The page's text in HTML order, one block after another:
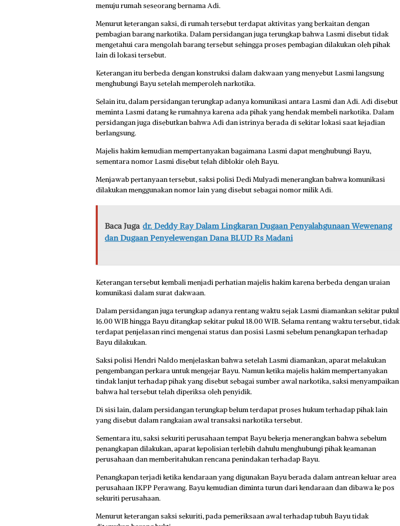
menuju rumah seseorang bernama Adi.
Menurut keterangan saksi, di rumah tersebut terdapat aktivitas yang berkaitan dengan
pembagian barang narkotika. Dalam persidangan juga terungkap bahwa Lasmi disebut tidak
mengetahui cara mengolah barang tersebut sehingga proses pembagian dilakukan oleh pihak
lain di lokasi tersebut.
Keterangan itu berbeda dengan konstruksi dalam dakwaan yang menyebut Lasmi langsung
menghubungi Bayu setelah memperoleh narkotika.
Selain itu, dalam persidangan terungkap adanya komunikasi antara Lasmi dan Adi. Adi disebut
meminta Lasmi datang ke rumahnya karena ada pihak yang hendak membeli narkotika. Dalam
persidangan juga disebutkan bahwa Adi dan istrinya berada di sekitar lokasi saat kejadian
berlangsung.
Majelis hakim kemudian mempertanyakan bagaimana Lasmi dapat menghubungi Bayu,
sementara nomor Lasmi disebut telah diblokir oleh Bayu.
Menjawab pertanyaan tersebut, saksi polisi Dedi Mulyadi menerangkan bahwa komunikasi
dilakukan menggunakan nomor lain yang disebut sebagai nomor milik Adi.
Baca Juga dr. Deddy Ray Dalam Lingkaran Dugaan Penyalahgunaan Wewenang
dan Dugaan Penyelewengan Dana BLUD Rs Madani
Keterangan tersebut kembali menjadi perhatian majelis hakim karena berbeda dengan uraian
komunikasi dalam surat dakwaan.
Dalam persidangan juga terungkap adanya rentang waktu sejak Lasmi diamankan sekitar pukul
16.00 WIB hingga Bayu ditangkap sekitar pukul 18.00 WIB. Selama rentang waktu tersebut, tidak
terdapat penjelasan rinci mengenai status dan posisi Lasmi sebelum penangkapan terhadap
Bayu dilakukan.
Saksi polisi Hendri Naldo menjelaskan bahwa setelah Lasmi diamankan, aparat melakukan
pengembangan perkara untuk mengejar Bayu. Namun ketika majelis hakim mempertanyakan
tindak lanjut terhadap pihak yang disebut sebagai sumber awal narkotika, saksi menyampaikan
bahwa hal tersebut telah diperiksa oleh penyidik.
Di sisi lain, dalam persidangan terungkap belum terdapat proses hukum terhadap pihak lain
yang disebut dalam rangkaian awal transaksi narkotika tersebut.
Sementara itu, saksi sekuriti perusahaan tempat Bayu bekerja menerangkan bahwa sebelum
penangkapan dilakukan, aparat kepolisian terlebih dahulu menghubungi pihak keamanan
perusahaan dan memberitahukan rencana penindakan terhadap Bayu.
Penangkapan terjadi ketika kendaraan yang digunakan Bayu berada dalam antrean keluar area
perusahaan IKPP Perawang. Bayu kemudian diminta turun dari kendaraan dan dibawa ke pos
sekuriti perusahaan.
Menurut keterangan saksi sekuriti, pada pemeriksaan awal terhadap tubuh Bayu tidak